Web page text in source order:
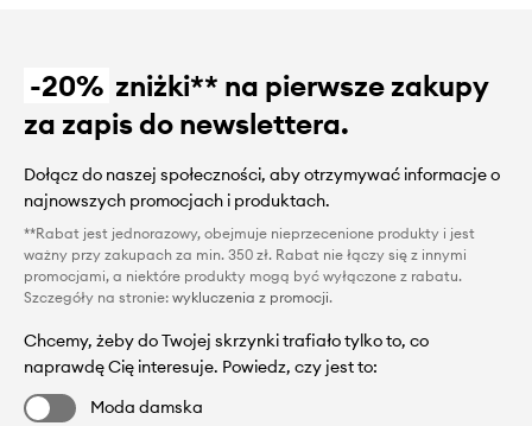
-20% zniżki** na pierwsze zakupy
za zapis do newslettera.
Dołącz do naszej społeczności, aby otrzymywać informacje o
najnowszych promocjach i produktach.
**Rabat jest jednorazowy, obejmuje nieprzecenione produkty i jest
ważny przy zakupach za min. 350 zł. Rabat nie łączy się z innymi
promocjami, a niektóre produkty mogą być wyłączone z rabatu.
Szczegóły na stronie: wykluczenia z promocji.
Chcemy, żeby do Twojej skrzynki trafiało tylko to, co
naprawdę Cię interesuje. Powiedz, czy jest to:
Moda damska